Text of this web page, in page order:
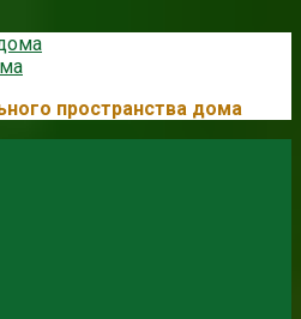
пространства дома